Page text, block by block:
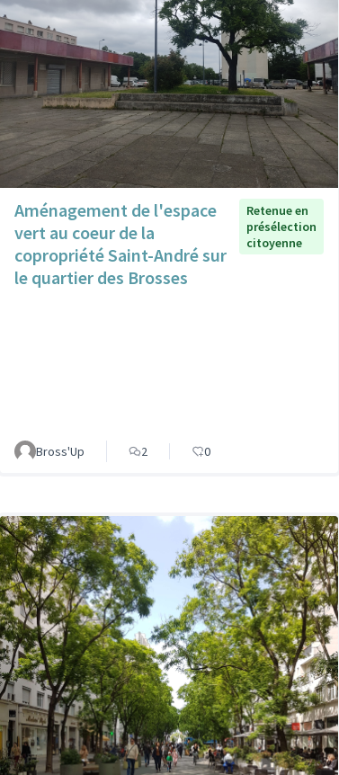
Aménagement de l'espace
vert au coeur de la
copropriété Saint-André sur
le quartier des Brosses
Retenue en
présélection
citoyenne
Bross'Up 2 0